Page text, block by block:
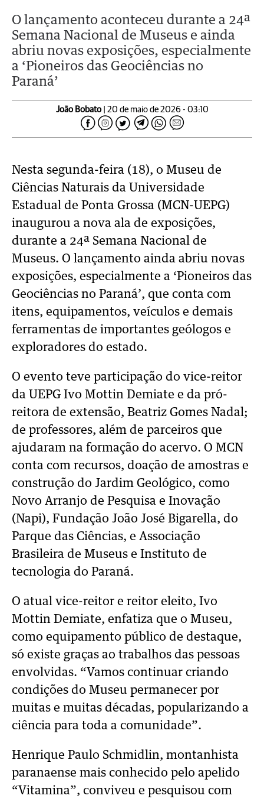
O lançamento aconteceu durante a 24ª
Semana Nacional de Museus e ainda
abriu novas exposições, especialmente
a ‘Pioneiros das Geociências no
Paraná’
João Bobato| 20 de maio de 2026 - 03:10
Nesta segunda-feira (18), o Museu de
Ciências Naturais da Universidade
Estadual de Ponta Grossa (MCN-UEPG)
inaugurou a nova ala de exposições,
durante a 24ª Semana Nacional de
Museus. O lançamento ainda abriu novas
exposições, especialmente a ‘Pioneiros das
Geociências no Paraná’, que conta com
itens, equipamentos, veículos e demais
ferramentas de importantes geólogos e
exploradores do estado.
O evento teve participação do vice-reitor
da UEPG Ivo Mottin Demiate e da pró-
reitora de extensão, Beatriz Gomes Nadal;
de professores, além de parceiros que
ajudaram na formação do acervo. O MCN
conta com recursos, doação de amostras e
construção do Jardim Geológico, como
Novo Arranjo de Pesquisa e Inovação
(Napi), Fundação João José Bigarella, do
Parque das Ciências, e Associação
Brasileira de Museus e Instituto de
tecnologia do Paraná.
O atual vice-reitor e reitor eleito, Ivo
Mottin Demiate, enfatiza que o Museu,
como equipamento público de destaque,
só existe graças ao trabalhos das pessoas
envolvidas. “Vamos continuar criando
condições do Museu permanecer por
muitas e muitas décadas, popularizando a
ciência para toda a comunidade”.
Henrique Paulo Schmidlin, montanhista
paranaense mais conhecido pelo apelido
“Vitamina”, conviveu e pesquisou com